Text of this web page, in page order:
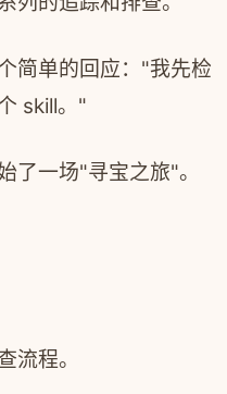
简单的回应："我先检
skill。"
了一场"寻宝之旅"。
流程。